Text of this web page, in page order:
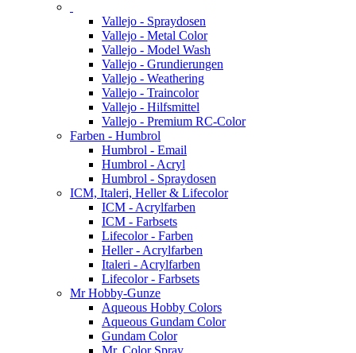
Vallejo - Spraydosen
Vallejo - Metal Color
Vallejo - Model Wash
Vallejo - Grundierungen
Vallejo - Weathering
Vallejo - Traincolor
Vallejo - Hilfsmittel
Vallejo - Premium RC-Color
Farben - Humbrol
Humbrol - Email
Humbrol - Acryl
Humbrol - Spraydosen
ICM, Italeri, Heller & Lifecolor
ICM - Acrylfarben
ICM - Farbsets
Lifecolor - Farben
Heller - Acrylfarben
Italeri - Acrylfarben
Lifecolor - Farbsets
Mr Hobby-Gunze
Aqueous Hobby Colors
Aqueous Gundam Color
Gundam Color
Mr. Color Spray